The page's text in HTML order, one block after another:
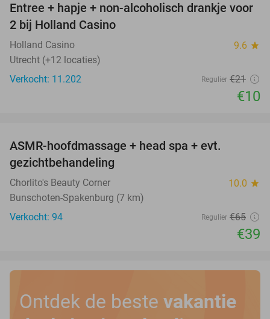
52%
Entree + hapje + non-alcoholisch drankje voor
2 bij Holland Casino
Holland Casino 9.6 star
Utrecht (+12 locaties)
Verkocht: 11.202
Regulier €21
€10
ASMR-hoofdmassage + head spa + evt.
gezichtbehandeling
Chorlito's Beauty Corner 10.0 star
Bunschoten-Spakenburg (7 km)
Verkocht: 94
Regulier €65
€39
Ontdek de beste vakantie